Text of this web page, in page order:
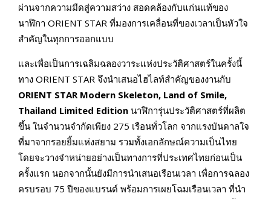
ผ่านจากความมืดสู่ความสว่าง สอดคล้องกับแก่นแท้ของ
นาฬิกา ORIENT STAR ที่มองการเคลื่อนที่ของเวลาเป็นหัวใจ
สำคัญในทุกการออกแบบ
และเพื่อเป็นการเฉลิมฉลองวาระแห่งประวัติศาสตร์ในครั้งนี้
ทาง ORIENT STAR จึงนำเสนอไฮไลท์สำคัญของงานกับ
ORIENT STAR Modern Skeleton, Land of Smile,
Thailand Limited Edition นาฬิการุ่นประวัติศาสตร์ที่ผลิต
ขึ้น ในจำนวนจำกัดเพียง 275 เรือนทั่วโลก จากแรงบันดาลใจ
ที่มาจากรอยยิ้มแห่งสยาม รวมทั้งเอกลักษณ์ความเป็นไทย
โดยจะวางจำหน่ายอย่างเป็นทางการที่ประเทศไทยก่อนเป็น
ครั้งแรก นอกจากนั้นยังมีการนำเสนอเรือนเวลา เพื่อการฉลอง
ครบรอบ 75 ปีของแบรนด์ พร้อมการเผยโฉมเรือนเวลา ที่นำ